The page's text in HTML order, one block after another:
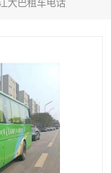
大巴租车电话